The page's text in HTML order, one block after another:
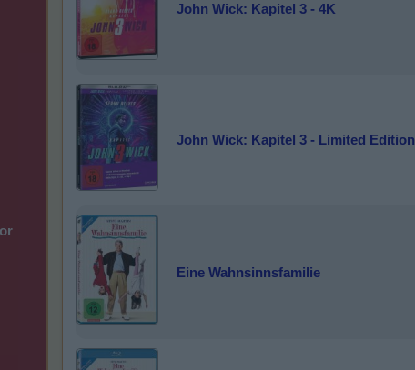
John Wick: Kapitel 3 - 4K
John Wick: Kapitel 3 - Limited Edition
Eine Wahnsinnsfamilie